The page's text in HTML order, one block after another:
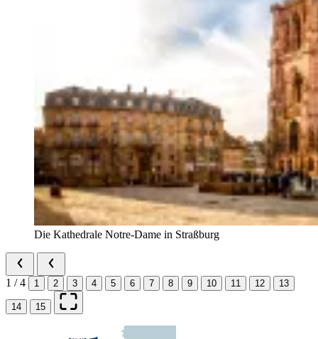
Die Kathedrale Notre-Dame in Straßburg
1 / 4 1 2 3 4 5 6 7 8 9 10 11 12 13
14 15